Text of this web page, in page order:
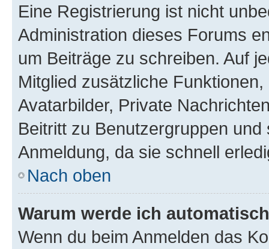
Eine Registrierung ist nicht
Administration dieses Forums
um Beiträge zu schreiben. Auf
Mitglied zusätzliche
Avatarbilder, Private
Beitritt zu Benutzergruppen
Anmeldung, da sie schnell
Nach oben
Warum werde ich
Wenn du beim Anmelden das